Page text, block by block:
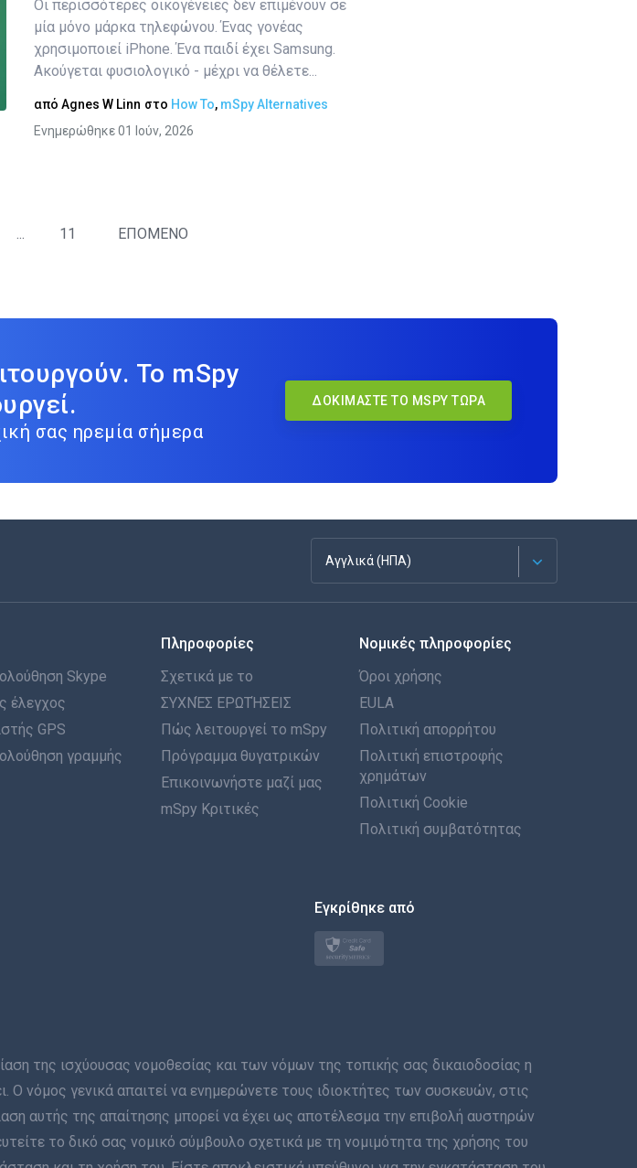
αυτό το άρθρο
Οι περισσότερες οικογένειες δεν επιμένουν σε
μία μόνο μάρκα τηλεφώνου. Ένας γονέας
χρησιμοποιεί iPhone. Ένα παιδί έχει Samsung.
Ακούγεται φυσιολογικό - μέχρι να θέλετε...
από Agnes W Linn στο How To, mSpy Alternatives
Ενημερώθηκε 01 Ιούν, 2026
... 11 ΕΠΟΜΕΝΟ
Το mSpy
σας ηρεμία σήμερα
ΔΟΚΙΜΆΣΤΕ ΤΟ MSPY ΤΏΡΑ
Αγγλικά (ΗΠΑ)
Français
Español
Português
Italiano
العربية
Türkçe
Polski
Svenska
Skype
έλεγχος
GPS
γραμμής
Πληροφορίες
Σχετικά με το
ΣΥΧΝΈΣ ΕΡΩΤΉΣΕΙΣ
Πώς λειτουργεί το mSpy
Πρόγραμμα θυγατρικών
Επικοινωνήστε μαζί μας
mSpy Κριτικές
Νομικές πληροφορίες
Όροι χρήσης
EULA
Πολιτική απορρήτου
Πολιτική επιστροφής
χρημάτων
Πολιτική Cookie
Πολιτική συμβατότητας
Εγκρίθηκε από
ισχύουσας νομοθεσίας και των νόμων της τοπικής σας δικαιοδοσίας η
νόμος γενικά απαιτεί να ενημερώνετε τους ιδιοκτήτες των συσκευών, στις
αυτής της απαίτησης μπορεί να έχει ως αποτέλεσμα την επιβολή αυστηρών
το δικό σας νομικό σύμβουλο σχετικά με τη νομιμότητα της χρήσης του